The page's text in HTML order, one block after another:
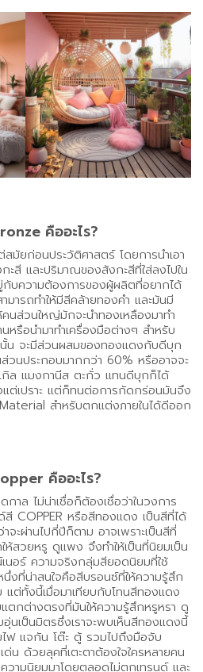
คืออะไร?
ยก่อนประวัติศาสตร์ โดยการนำเอา
สี และปริมาณของสังกะสีที่ใส่ลงไปใน
บความต้องการของผู้ผลิตที่อยากได้
มารถทำให้มีสีคล้ายทองคำ และมันมี
นส่วนใหญ่มักจะนำทองเหลืองมาทำ
หรือนำมาทำเครื่องมือต่างๆ สำหรับ
จะมีส่วนผสมของทองแดงกับดีบุก
วนประกอบมากกว่า 60% หรืออาจจะ
กิล แมงกานีส ตะกั่ว แทนดีบุกก็ได้
เปราะ แต่ก็ทนต่อการกัดกร่อนมันจึง
สำหรับตกแต่งภายในได้ดีออก
คืออะไร?
าล ไม่น่าเชื่อก็ต้องเชื่อว่าในวงการ
COPPER หรือสีทองแดง เป็นสีที่ได้
จะผ่านไปกี่ปีก็ตาม อาจเพราะเป็นสีที่
ห้สวยหรู ดูแพง จึงทำให้เป็นที่นิยมเป็น
นอร์ ความจริงกลุ่มสียอดนิยมที่ใช้
งที่น่าสนใจคือสีบรอนซ์ที่ให้ความรู้สึก
ต่ทั้งนี้เมื่อมาเทียบกับโทนสีทองแดง
กต่างตรงที่มันให้ความรู้สึกหรูหรา ดู
เป็นมิตรซึ่งเราจะพบเห็นสีทองแดงนี้
ไฟ แจกัน โต๊ะ ตู้ รวมไปถึงมือจับ
น ด้วยลุคที่เตะตาต้องใจใครหลายคน
ามนิยมมาโดยตลอดไม่ตกเทรนด์ และ